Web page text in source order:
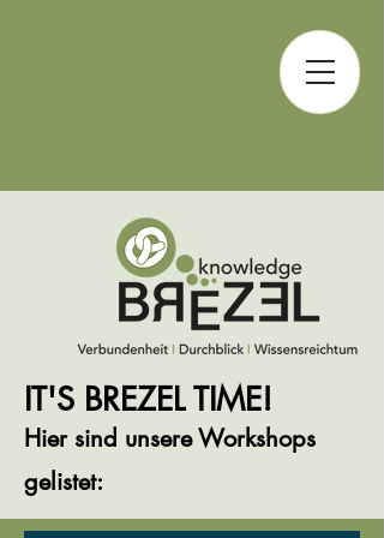
IT'S BREZEL TIME!
Hier sind unsere Workshops
gelistet: